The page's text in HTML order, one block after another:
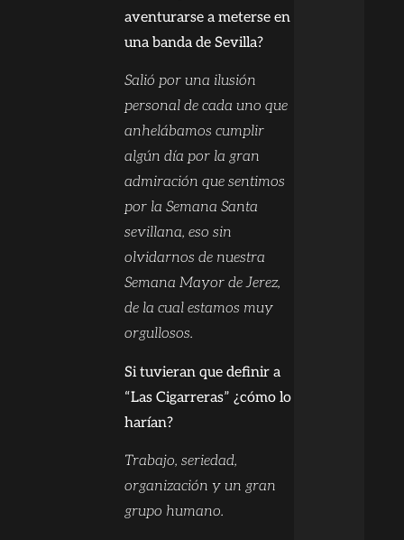
aventurarse a meterse en
una banda de Sevilla?
Salió por una ilusión
personal de cada uno que
anhelábamos cumplir
algún día por la gran
admiración que sentimos
por la Semana Santa
sevillana, eso sin
olvidarnos de nuestra
Semana Mayor de Jerez,
de la cual estamos muy
orgullosos.
Si tuvieran que definir a
“Las Cigarreras” ¿cómo lo
harían?
Trabajo, seriedad,
organización y un gran
grupo humano.